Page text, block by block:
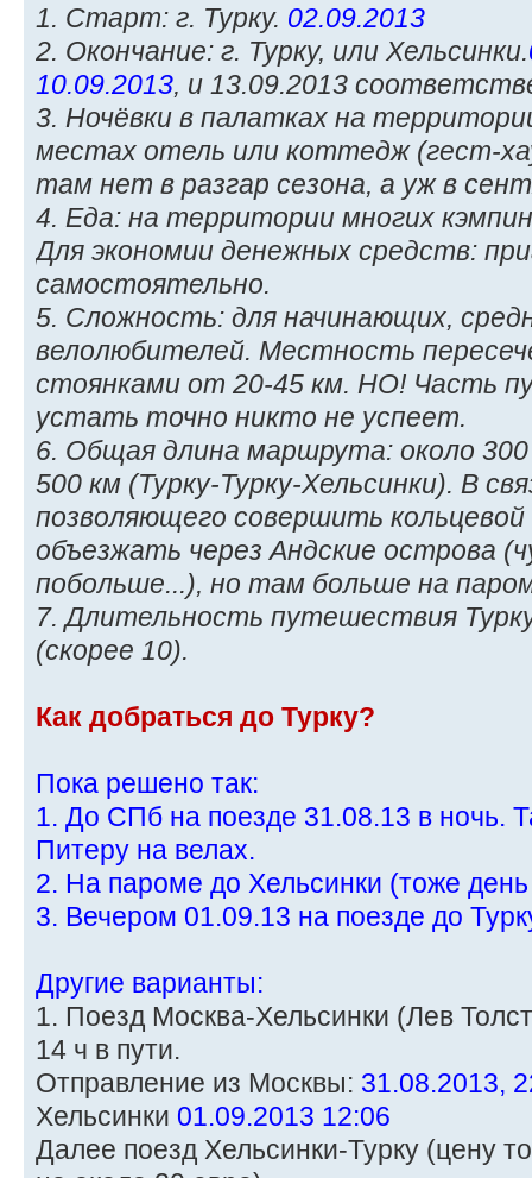
1. Старт: г. Турку. 02.09.2013
2. Окончание: г. Турку, или Хельсинки.
10.09.2013, и 13.09.2013
3. Ночёвки в палатках на
местах отель или коттедж (гест-
там нет в разгар сезона, а уж в
4. Еда: на территории многих
Для экономии денежных средств:
самостоятельно.
5. Сложность: для начинающих,
велолюбителей. Местность
стоянками от 20-45 км. НО! Часть
устать точно никто не успеет.
6. Общая длина маршрута: около 300
500 км (Турку-Турку-Хельсинки). В
позволяющего совершить
объезжать через Андские острова
побольше...), но там больше на
7. Длительность путешествия
(скорее 10).
Как добраться до Турку?
Пока решено так:
1. До СПб на поезде 31.08.13 в ночь.
Питеру на велах.
2. На пароме до Хельсинки (тоже
3. Вечером 01.09.13 на поезде до
Другие варианты:
1. Поезд Москва-Хельсинки (Лев
14 ч в пути.
Отправление из Москвы: 31.08.2013,
Хельсинки 01.09.2013 12:06
Далее поезд Хельсинки-Турку (цену